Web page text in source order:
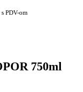
s PDV-om
750ml